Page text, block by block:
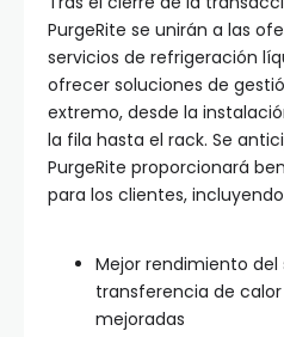
PurgeRite se unirán a las
servicios de refrigeración
ofrecer soluciones de
extremo, desde la
la fila hasta el rack. Se
PurgeRite proporcionará
para los clientes,
Mejor rendimiento
transferencia de
mejoradas